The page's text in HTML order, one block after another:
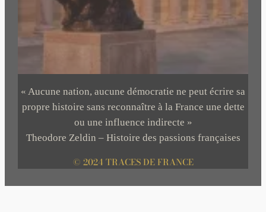
« Aucune nation, aucune démocratie ne peut écrire sa
propre histoire sans reconnaître à la France une dette
ou une influence indirecte »
Theodore Zeldin – Histoire des passions françaises
© 2024 TRACES DE FRANCE